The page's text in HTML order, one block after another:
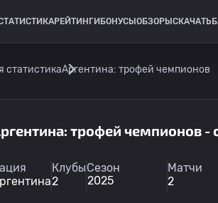
РЕЙТИНГИ БОНУСЫ ОБЗОРЫ СКАЧАТЬ
статистикаАргентина: трофей чемпионов
трофей чемпионов -
Клубы
2
Сезон
2025
Матчи
2